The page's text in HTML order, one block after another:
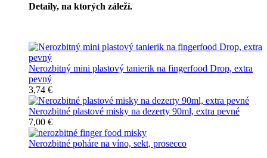
Detaily, na ktorých záleží.
Nerozbitný mini plastový tanierik na fingerfood Drop, extra
pevný
3,74 €
Nerozbitné plastové misky na dezerty 90ml, extra pevné
7,00 €
Nerozbitné poháre na víno, sekt, prosecco